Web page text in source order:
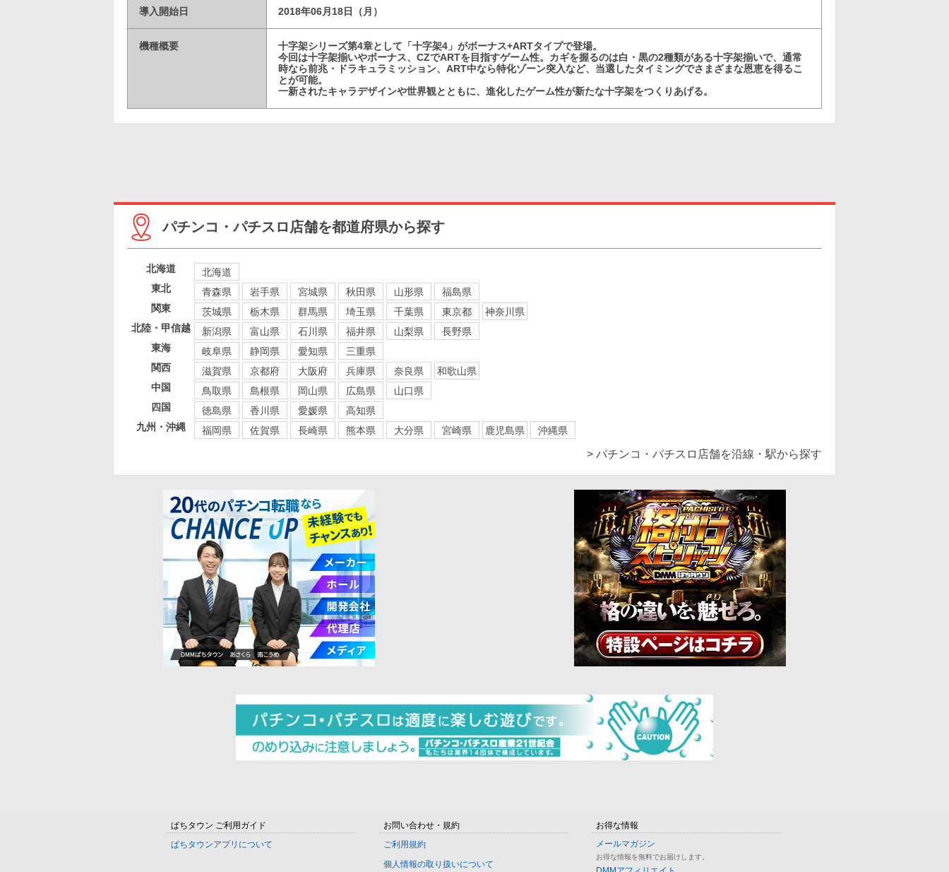
導入開始日 2018年06月18日（月）
機種概要
十字架シリーズ第4章として「十字架4」がボーナス+ARTタイプで登場。
今回は十字架揃いやボーナス、CZでARTを目指すゲーム性。カギを握るのは白・黒の2種類がある十字架揃いで、通常
時なら前兆・ドラキュラミッション、ART中なら特化ゾーン突入など、当選したタイミングでさまざまな恩恵を得るこ
とが可能。
一新されたキャラデザインや世界観とともに、進化したゲーム性が新たな十字架をつくりあげる。
パチンコ・パチスロ店舗を都道府県から探す
北海道
北海道
東北
青森県 岩手県 宮城県 秋田県 山形県
福島県
関東
茨城県 栃木県 群馬県 埼玉県 千葉県 東京都
神奈川県
北陸・甲信越
新潟県 富山県 石川県 福井県 山梨県
長野県
東海
岐阜県 静岡県 愛知県
三重県
関西
滋賀県 京都府 大阪府 兵庫県 奈良県
和歌山県
中国
鳥取県 島根県 岡山県 広島県
山口県
四国
徳島県 香川県 愛媛県
高知県
九州・沖縄
福岡県 佐賀県 長崎県 熊本県 大分県 宮崎県 鹿児島県 沖縄県
> パチンコ・パチスロ店舗を沿線・駅から探す
ぱちタウン ご利用ガイド
ぱちタウンアプリについて
お問い合わせ・規約
ご利用規約
個人情報の取り扱いについて
お得な情報
メールマガジン
お得な情報を無料でお届けします。